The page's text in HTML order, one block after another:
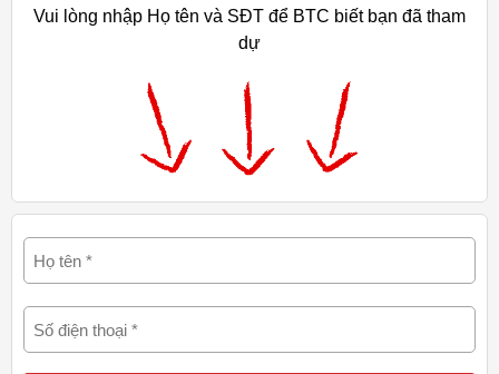
Vui lòng nhập Họ tên và SĐT để BTC biết bạn đã tham
dự